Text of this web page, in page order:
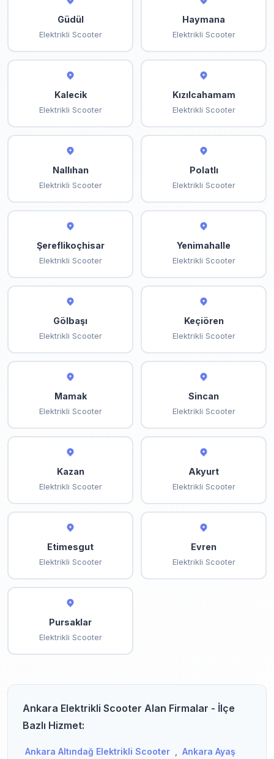
Güdül
Elektrikli Scooter
Haymana
Elektrikli Scooter
Kalecik
Elektrikli Scooter
Kızılcahamam
Elektrikli Scooter
Nallıhan
Elektrikli Scooter
Polatlı
Elektrikli Scooter
Şereflikoçhisar
Elektrikli Scooter
Yenimahalle
Elektrikli Scooter
Gölbaşı
Elektrikli Scooter
Keçiören
Elektrikli Scooter
Mamak
Elektrikli Scooter
Sincan
Elektrikli Scooter
Kazan
Elektrikli Scooter
Akyurt
Elektrikli Scooter
Etimesgut
Elektrikli Scooter
Evren
Elektrikli Scooter
Pursaklar
Elektrikli Scooter
Ankara Elektrikli Scooter Alan Firmalar - İlçe
Bazlı Hizmet:
Ankara Altındağ Elektrikli Scooter
Ankara Ayaş